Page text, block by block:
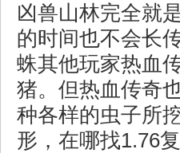
凶兽山林完全就
的时间也不会长
蛛其他玩家热血
猪。但热血传奇
种各样的虫子所
形，在哪找1.76